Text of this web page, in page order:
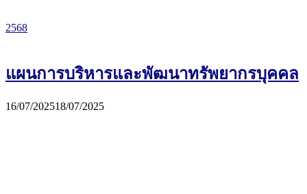
2568
แผนการบริหารและพัฒนาทรัพยากรบุคคล
16/07/202518/07/2025